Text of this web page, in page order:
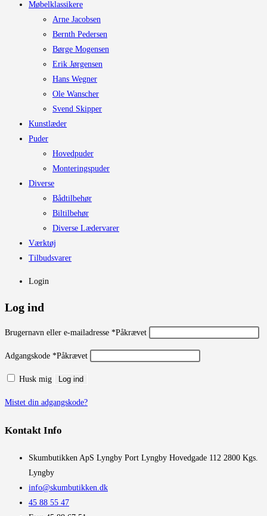
Møbelklassikere
Arne Jacobsen
Bernth Pedersen
Børge Mogensen
Erik Jørgensen
Hans Wegner
Ole Wanscher
Svend Skipper
Kunstlæder
Puder
Hovedpuder
Monteringspuder
Diverse
Bådtilbehør
Biltilbehør
Diverse Lædervarer
Værktøj
Tilbudsvarer
Login
Log ind
Brugernavn eller e-mailadresse *Påkrævet
Adgangskode *Påkrævet
Husk mig Log ind
Mistet din adgangskode?
Kontakt Info
​Skumbutikken ApS Lyngby Port Lyngby Hovedgade 112 2800 Kgs.
Lyngby
info@skumbutikken.dk
45 88 55 47